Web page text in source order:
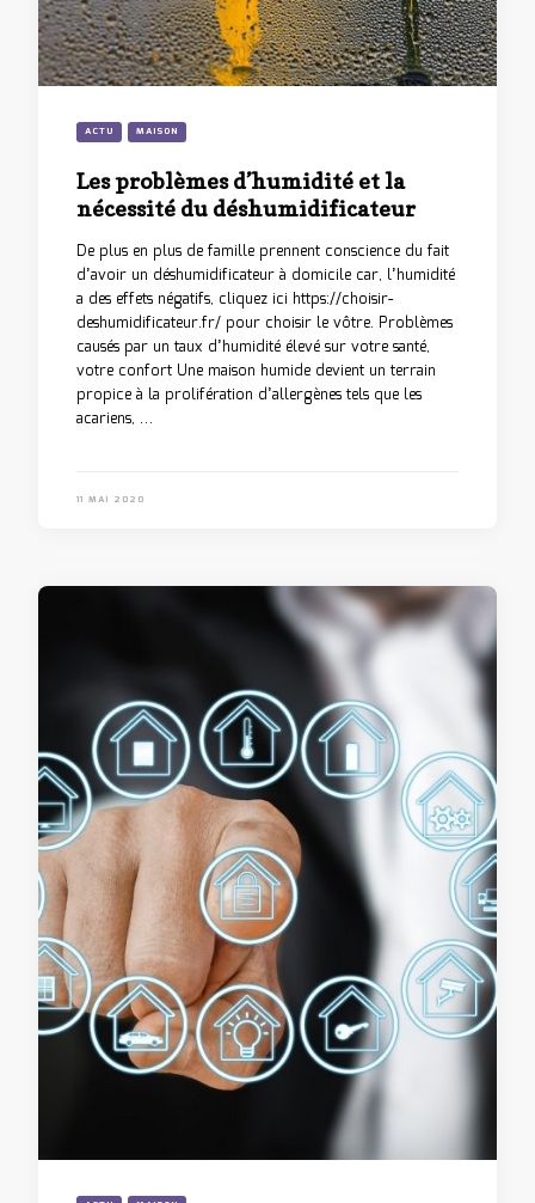
ACTU MAISON
Les problèmes d’humidité et la
nécessité du déshumidificateur
De plus en plus de famille prennent conscience du fait
d’avoir un déshumidificateur à domicile car, l’humidité
a des effets négatifs, cliquez ici https://choisir-
deshumidificateur.fr/ pour choisir le vôtre. Problèmes
causés par un taux d’humidité élevé sur votre santé,
votre confort Une maison humide devient un terrain
propice à la prolifération d’allergènes tels que les
acariens, …
11 MAI 2020